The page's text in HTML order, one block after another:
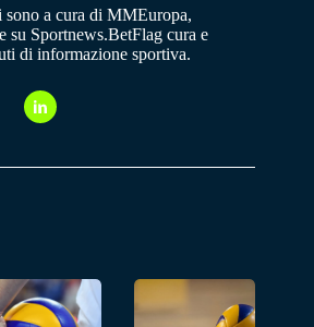
sono a cura di MMEuropa,
su Sportnews.BetFlag cura e
di informazione sportiva.